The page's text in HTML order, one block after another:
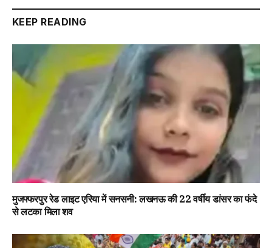
KEEP READING
मुजफ्फरपुर रेड लाइट एरिया में सनसनी: लखनऊ की 22 वर्षीय डांसर का फंदे
से लटका मिला शव